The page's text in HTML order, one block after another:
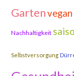
Gartenvegan
Nachhaltigkeit
Selbstversorgung